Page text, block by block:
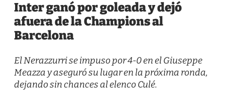
Inter ganó por goleada y dejó
afuera de la Champions al
Barcelona
El Nerazzurri se impuso por 4-0 en el Giuseppe
Meazza y aseguró su lugar en la próxima ronda,
dejando sin chances al elenco Culé.